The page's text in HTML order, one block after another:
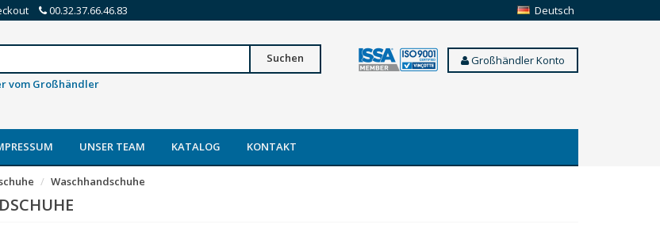
00.32.37.66.46.83 Deutsch
Suchen
vom Großhändler
Großhändler Konto
UNSER TEAM KATALOG KONTAKT
Waschhandschuhe